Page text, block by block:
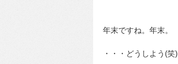
年末ですね。年末。
・・・どうしよう(笑)